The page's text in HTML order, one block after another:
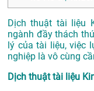
Dịch thuật tài liệu
ngành đầy thách
lý của tài liệu, việc
nghiệp là vô cùng
Dịch thuật tài liệu